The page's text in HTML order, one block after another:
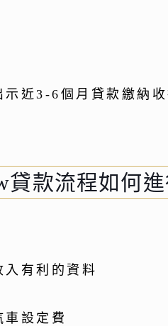
近3-6個月貸款繳納收
貸款流程如何進
入有利的資料
車設定費